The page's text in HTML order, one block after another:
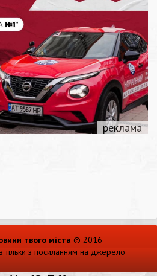
твого міста © 2016
тільки з посиланням на джерело